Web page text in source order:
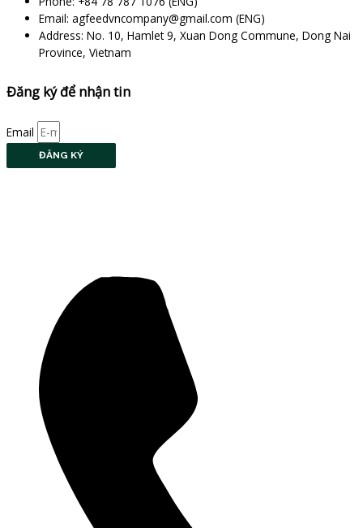
Email: agfeedvncompany@gmail.com (ENG)
Address: No. 10, Hamlet 9, Xuan Dong Commune, Dong Nai
Province, Vietnam
Đăng ký để nhận tin
Email
ĐĂNG KÝ